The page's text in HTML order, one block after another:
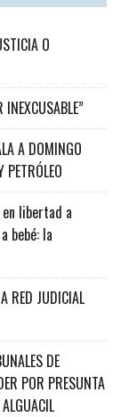
O
A DOMINGO
en libertad a
bebé: la
RED JUDICIAL
DE
POR PRESUNTA